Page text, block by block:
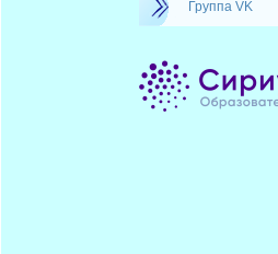
Группа VK